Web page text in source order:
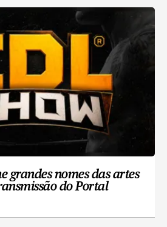
grandes nomes das artes
do Portal